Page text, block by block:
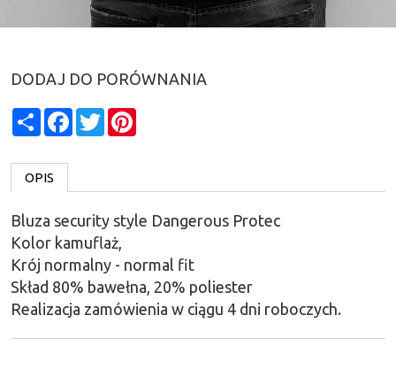
DODAJ DO PORÓWNANIA
ShareFacebook
Twitter
OPIS
Bluza security style Dangerous Protec
Kolor kamuflaż,
Krój normalny - normal fit
Skład 80% bawełna, 20% poliester
Realizacja zamówienia w ciągu 4 dni roboczych.